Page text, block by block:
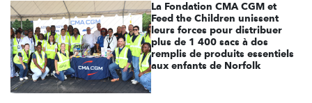
La Fondation CMA CGM et
Feed the Children unissent
leurs forces pour distribuer
plus de 1 400 sacs à dos
remplis de produits essentiels
aux enfants de Norfolk